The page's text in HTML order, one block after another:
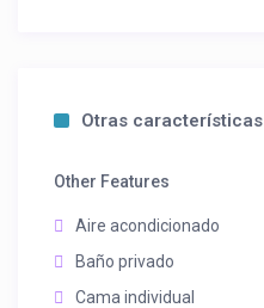
Otras características
Other Features
Aire acondicionado
Baño privado
Cama individual